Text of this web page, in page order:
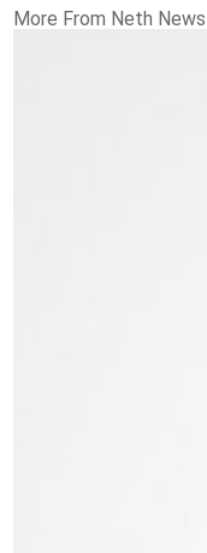
More From Neth News